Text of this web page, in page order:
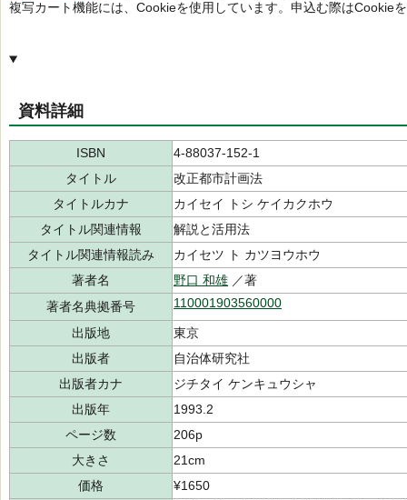
複写カート機能には、Cookieを使用しています。申込む際はCookie
資料詳細
ISBN
4-88037-152-1
タイトル
改正都市計画法
タイトルカナ
カイセイ トシ ケイカクホウ
タイトル関連情報
解説と活用法
タイトル関連情報読み
カイセツ ト カツヨウホウ
著者名
野口 和雄 ／著
著者名典拠番号
110001903560000
出版地
東京
出版者
自治体研究社
出版者カナ
ジチタイ ケンキュウシャ
出版年
1993.2
ページ数
206p
大きさ
21cm
価格
¥1650